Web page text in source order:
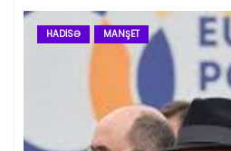
HADISƏ MANŞET